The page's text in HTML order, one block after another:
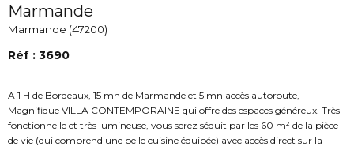
Marmande
Marmande (47200)
Réf : 3690
A 1 H de Bordeaux, 15 mn de Marmande et 5 mn accès autoroute,
Magnifique VILLA CONTEMPORAINE qui offre des espaces généreux. Très
fonctionnelle et très lumineuse, vous serez séduit par les 60 m² de la pièce
de vie (qui comprend une belle cuisine équipée) avec accès direct sur la